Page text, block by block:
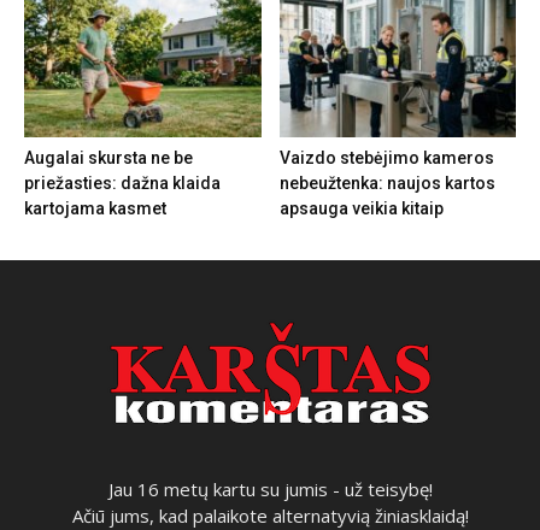
Augalai skursta ne be
priežasties: dažna klaida
kartojama kasmet
Vaizdo stebėjimo kameros
nebeužtenka: naujos kartos
apsauga veikia kitaip
Jau 16 metų kartu su jumis - už teisybę!
Ačiū jums, kad palaikote alternatyvią žiniasklaidą!